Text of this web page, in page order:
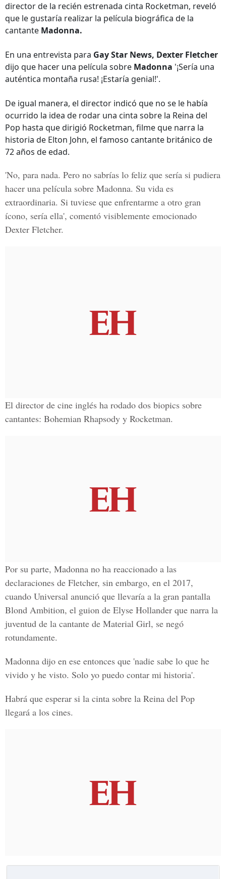
director de la recién estrenada cinta Rocketman, reveló
que le gustaría realizar la película biográfica de la
cantante Madonna.
En una entrevista para Gay Star News, Dexter Fletcher
dijo que hacer una película sobre Madonna '¡Sería una
auténtica montaña rusa! ¡Estaría genial!'.
De igual manera, el director indicó que no se le había
ocurrido la idea de rodar una cinta sobre la Reina del
Pop hasta que dirigió Rocketman, filme que narra la
historia de Elton John, el famoso cantante británico de
72 años de edad.
'No, para nada. Pero no sabrías lo feliz que sería si pudiera
hacer una película sobre Madonna. Su vida es
extraordinaria. Si tuviese que enfrentarme a otro gran
ícono, sería ella', comentó visiblemente emocionado
Dexter Fletcher.
El director de cine inglés ha rodado dos biopics sobre
cantantes: Bohemian Rhapsody y Rocketman.
Por su parte, Madonna no ha reaccionado a las
declaraciones de Fletcher, sin embargo, en el 2017,
cuando Universal anunció que llevaría a la gran pantalla
Blond Ambition, el guion de Elyse Hollander que narra la
juventud de la cantante de Material Girl, se negó
rotundamente.
Madonna dijo en ese entonces que 'nadie sabe lo que he
vivido y he visto. Solo yo puedo contar mi historia'.
Habrá que esperar si la cinta sobre la Reina del Pop
llegará a los cines.